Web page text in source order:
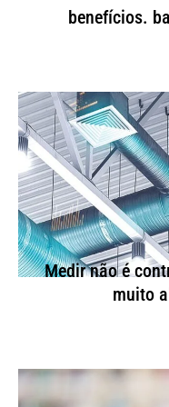
benefícios.
Medir não é
muito